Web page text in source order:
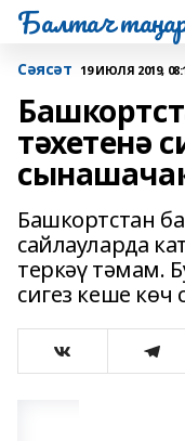
Балтач
Сәясәт 19 ИЮЛЯ 2019,
тәхетенә
Башкортстан
сайлауларда
теркәү тәмам.
сигез кеше көч